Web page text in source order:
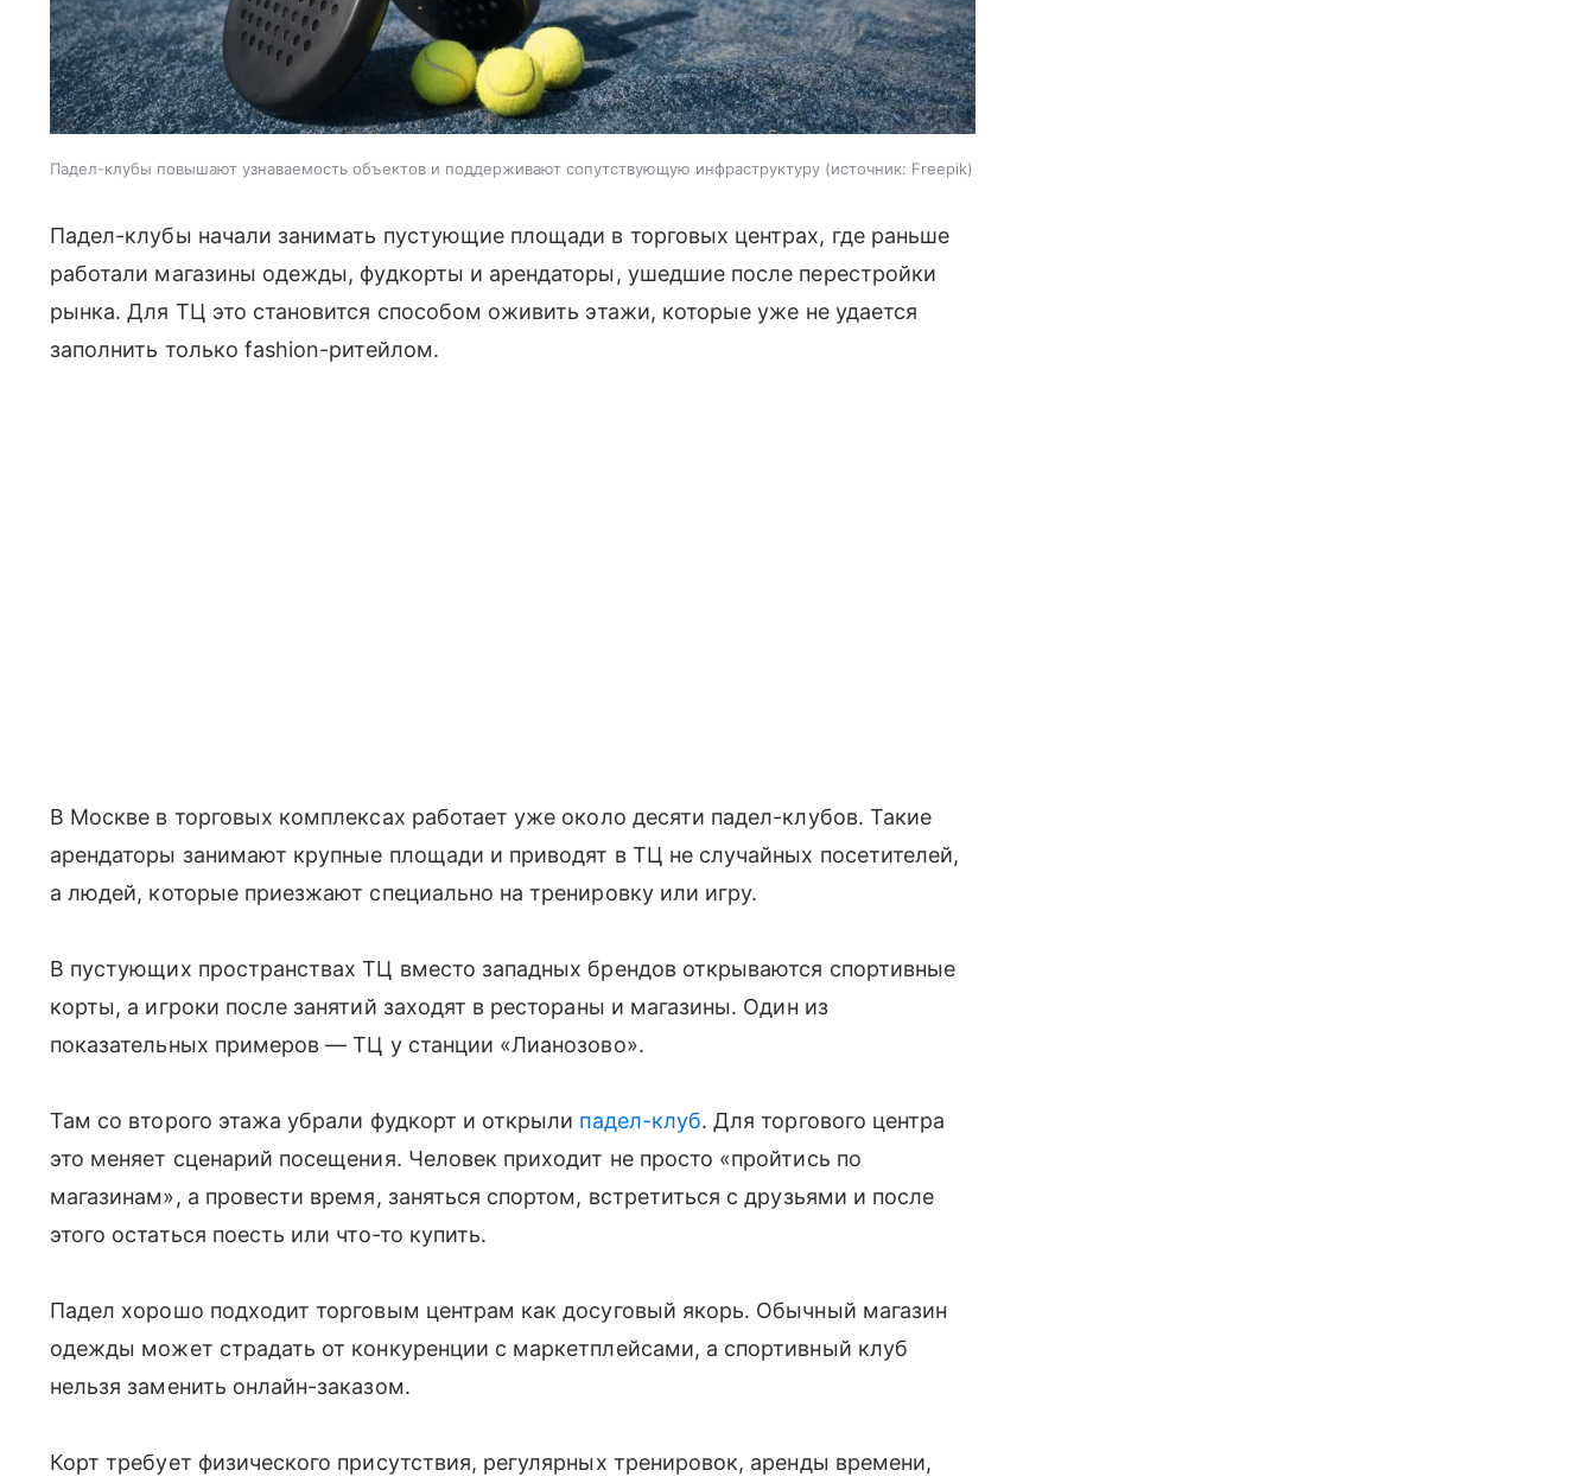
Падел-клубы повышают узнаваемость объектов и поддерживают сопутствующую инфраструктуру источник: Freepik
Падел-клубы начали занимать пустующие площади в торговых центрах, где раньше
работали магазины одежды, фудкорты и арендаторы, ушедшие после перестройки
рынка. Для ТЦ это становится способом оживить этажи, которые уже не удается
заполнить только fashion-ритейлом.
В Москве в торговых комплексах работает уже около десяти падел-клубов. Такие
арендаторы занимают крупные площади и приводят в ТЦ не случайных посетителей,
а людей, которые приезжают специально на тренировку или игру.
В пустующих пространствах ТЦ вместо западных брендов открываются спортивные
корты, а игроки после занятий заходят в рестораны и магазины. Один из
показательных примеров — ТЦ у станции «Лианозово».
Там со второго этажа убрали фудкорт и открыли падел-клуб. Для торгового центра
это меняет сценарий посещения. Человек приходит не просто «пройтись по
магазинам», а провести время, заняться спортом, встретиться с друзьями и после
этого остаться поесть или что-то купить.
Падел хорошо подходит торговым центрам как досуговый якорь. Обычный магазин
одежды может страдать от конкуренции с маркетплейсами, а спортивный клуб
нельзя заменить онлайн-заказом.
Корт требует физического присутствия, регулярных тренировок, аренды времени,